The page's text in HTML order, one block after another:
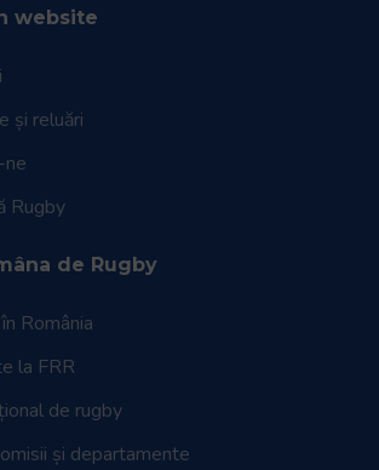
website
și reluări
ne
Rugby
de Rugby
România
la FRR
de rugby
și departamente